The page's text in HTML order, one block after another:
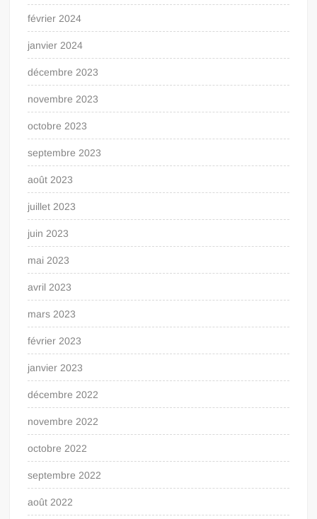
février 2024
janvier 2024
décembre 2023
novembre 2023
octobre 2023
septembre 2023
août 2023
juillet 2023
juin 2023
mai 2023
avril 2023
mars 2023
février 2023
janvier 2023
décembre 2022
novembre 2022
octobre 2022
septembre 2022
août 2022